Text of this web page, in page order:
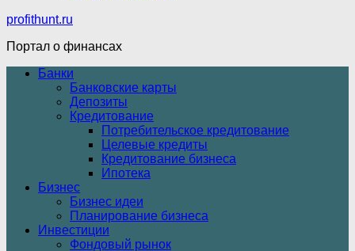
profithunt.ru
Портал о финансах
Банки
Банковские карты
Депозиты
Кредитование
Потребительское кредитование
Целевые кредиты
Кредитование бизнеса
Ипотека
Бизнес
Бизнес идеи
Планирование бизнеса
Инвестиции
Фондовый рынок